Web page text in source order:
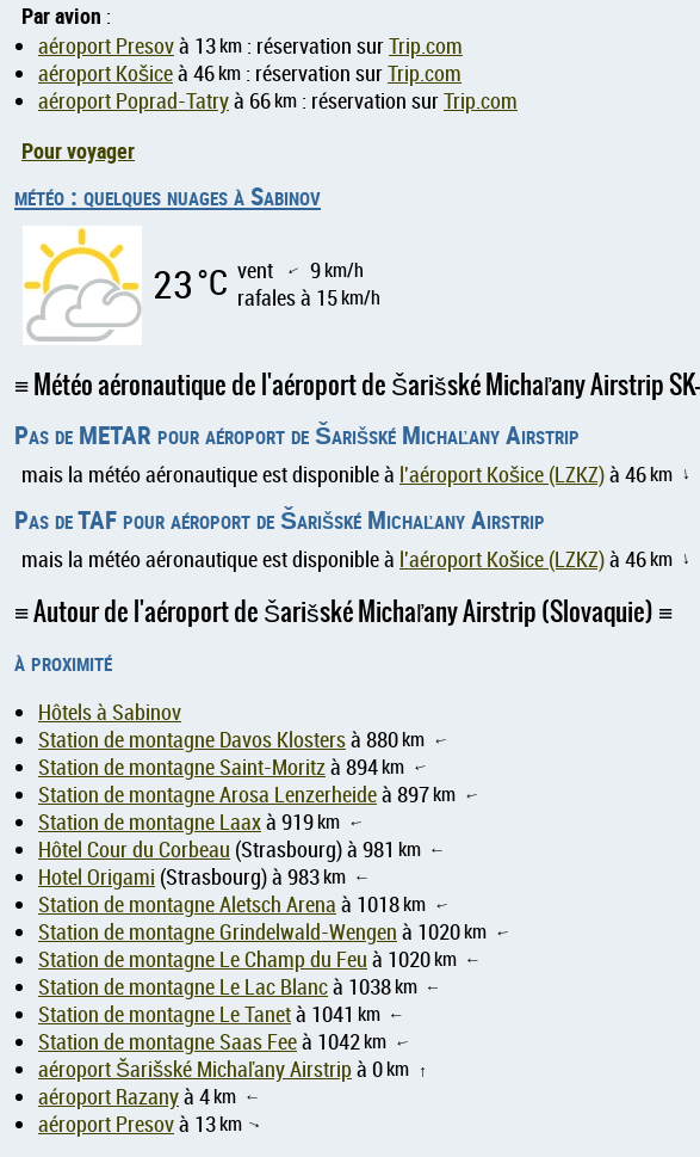
Par avion :
aéroport Presovà 13km : réservation surTrip.com
aéroport Košiceà 46km : réservation surTrip.com
aéroport Poprad-Tatryà 66km : réservation surTrip.com
Pour voyager
météo : quelques nuages à Sabinov
23°C vent ↑ 9km/h
rafales à 15km/h
Météo aéronautique de l'aéroport de Šarišské Michaľany Airstrip
Pas de METAR pour aéroport de Šarišské Michaľany Airstrip
mais la météo aéronautique est disponible à l'aéroport Košice (LZKZ)à 46km ↑
Pas de TAF pour aéroport de Šarišské Michaľany Airstrip
mais la météo aéronautique est disponible à l'aéroport Košice (LZKZ)à 46km ↑
Autour de l'aéroport de Šarišské Michaľany Airstrip (Slovaquie)
à proximité
Hôtels à Sabinov
Station de montagne Davos Klostersà 880km ↑
Station de montagne Saint-Moritzà 894km ↑
Station de montagne Arosa Lenzerheideà 897km ↑
Station de montagne Laaxà 919km ↑
Hôtel Cour du Corbeau (Strasbourg) à 981 km ↑
Hotel Origami (Strasbourg) à 983km ↑
Station de montagne Aletsch Arena à 1018km ↑
Station de montagne Grindelwald-Wengen à 1020km ↑
Station de montagne Le Champ du Feu à 1020km ↑
Station de montagne Le Lac Blancà 1038km ↑
Station de montagne Le Tanetà 1041 km ↑
Station de montagne Saas Feeà 1042km ↑
aéroport Šarišské Michaľany Airstripà 0km ↑
aéroport Razanyà 4km ↑
aéroport Presovà 13km ↑